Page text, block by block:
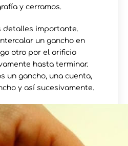
y cerramos.
detalles importante.
un gancho en
otro por el orificio
hasta terminar.
un gancho, una cuenta,
y así sucesivamente.